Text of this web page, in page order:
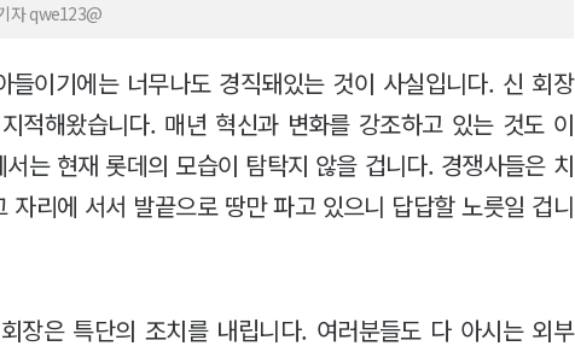
자 qwe123@
이기에는 너무나도 경직돼있는 것이 사실입니다. 신 회장
적해왔습니다. 매년 혁신과 변화를 강조하고 있는 것도 이
는 현재 롯데의 모습이 탐탁지 않을 겁니다. 경쟁사들은 치
자리에 서서 발끝으로 땅만 파고 있으니 답답할 노릇일 겁니
장은 특단의 조치를 내립니다. 여러분들도 다 아시는 외부